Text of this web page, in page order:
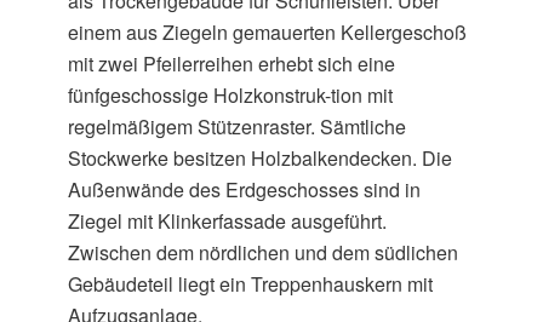
einem aus Ziegeln gemauerten Kellergeschoß
mit zwei Pfeilerreihen erhebt sich eine
fünfgeschossige Holzkonstruk-tion mit
regelmäßigem Stützenraster. Sämtliche
Stockwerke besitzen Holzbalkendecken. Die
Außenwände des Erdgeschosses sind in
Ziegel mit Klinkerfassade ausgeführt.
Zwischen dem nördlichen und dem südlichen
Gebäudeteil liegt ein Treppenhauskern mit
Aufzugsanlage.